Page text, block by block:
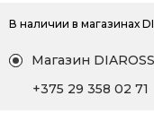
В наличии в магазинах
Магазин
+375 29 358 02 71